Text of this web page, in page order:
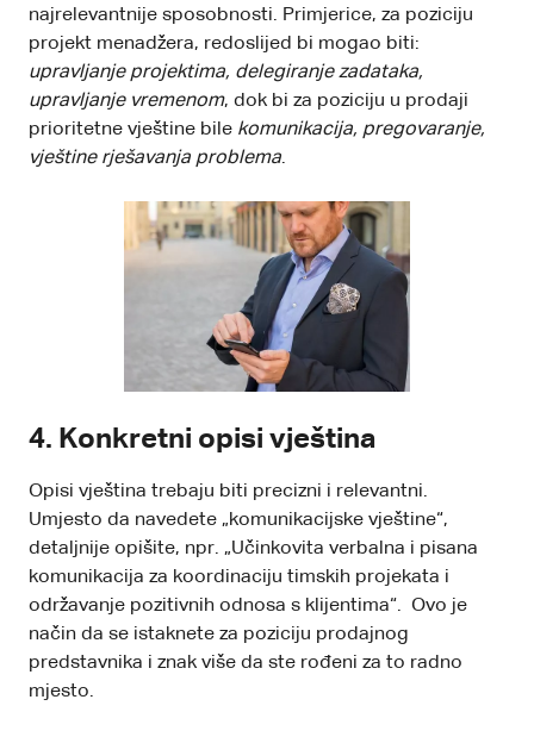
najrelevantnije sposobnosti. Primjerice, za poziciju
projekt menadžera, redoslijed bi mogao biti:
upravljanje projektima, delegiranje zadataka,
upravljanje vremenom, dok bi za poziciju u prodaji
prioritetne vještine bile komunikacija, pregovaranje,
vještine rješavanja problema.
4. Konkretni opisi vještina
Opisi vještina trebaju biti precizni i relevantni.
Umjesto da navedete „komunikacijske vještine“,
detaljnije opišite, npr. „Učinkovita verbalna i pisana
komunikacija za koordinaciju timskih projekata i
održavanje pozitivnih odnosa s klijentima“. Ovo je
način da se istaknete za poziciju prodajnog
predstavnika i znak više da ste rođeni za to radno
mjesto.